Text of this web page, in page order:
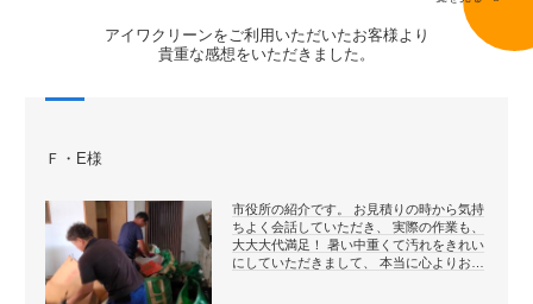
アイワクリーンをご利用いただいたお客様より
貴重な感想をいただきました。
Ｆ・E様
市役所の紹介です。 お見積りの時から気持
ちよく会話していただき、 実際の作業も、
大大大代満足！ 暑い中重くて汚れをきれい
にしていただきまして、 本当に心よりお…